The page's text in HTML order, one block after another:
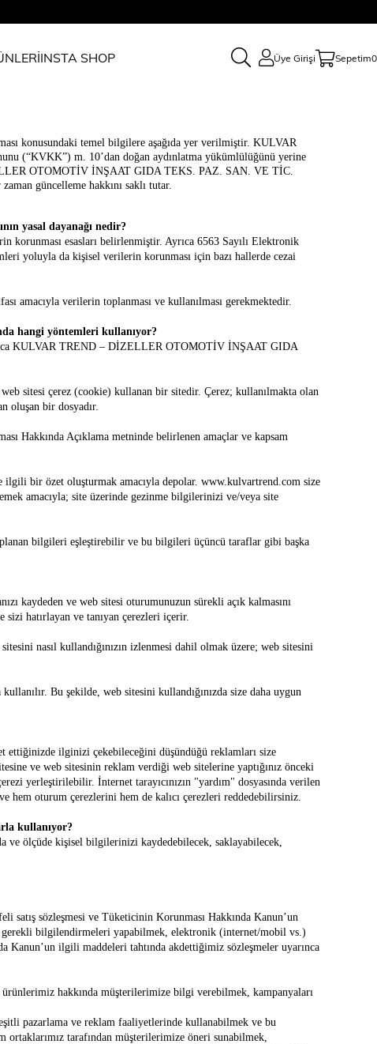
INSTA SHOP Üye Girişi Sepetim0
konusundaki temel bilgilere aşağıda yer verilmiştir. KULVAR
(“KVKK”) m. 10’dan doğan aydınlatma yükümlülüğünü yerine
OTOMOTİV İNŞAAT GIDA TEKS. PAZ. SAN. VE TİC.
güncelleme hakkını saklı tutar.
yasal dayanağı nedir?
esasları belirlenmiştir. Ayrıca 6563 Sayılı Elektronik
yoluyla da kişisel verilerin korunması için bazı hallerde cezai
amacıyla verilerin toplanması ve kullanılması gerekmektedir.
hangi yöntemleri kullanıyor?
KULVAR TREND – DİZELLER OTOMOTİV İNŞAAT GIDA
çerez (cookie) kullanan bir sitedir. Çerez; kullanılmakta olan
oluşan bir dosyadır.
Hakkında Açıklama metninde belirlenen amaçlar ve kapsam
bir özet oluşturmak amacıyla depolar. www.kulvartrend.com size
amacıyla; site üzerinde gezinme bilgilerinizi ve/veya site
bilgileri eşleştirebilir ve bu bilgileri üçüncü taraflar gibi başka
kaydeden ve web sitesi oturumunuzun sürekli açık kalmasını
hatırlayan ve tanıyan çerezleri içerir.
nasıl kullandığınızın izlenmesi dahil olmak üzere; web sitesini
Bu şekilde, web sitesini kullandığınızda size daha uygun
ettiğinizde ilginizi çekebileceğini düşündüğü reklamları size
ve web sitesinin reklam verdiği web sitelerine yaptığınız önceki
yerleştirilebilir. İnternet tarayıcınızın "yardım" dosyasında verilen
hem oturum çerezlerini hem de kalıcı çerezleri reddedebilirsiniz.
kullanıyor?
ölçüde kişisel bilgilerinizi kaydedebilecek, saklayabilecek,
sözleşmesi ve Tüketicinin Korunması Hakkında Kanun’un
bilgilendirmeleri yapabilmek, elektronik (internet/mobil vs.)
Kanun’un ilgili maddeleri tahtında akdettiğimiz sözleşmeler uyarınca
hakkında müşterilerimize bilgi verebilmek, kampanyaları
pazarlama ve reklam faaliyetlerinde kullanabilmek ve bu
ortaklarımız tarafından müşterilerimize öneri sunabilmek,